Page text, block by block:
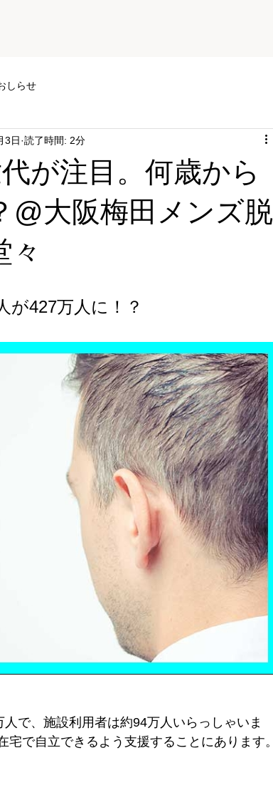
しらせ
が注目。何歳から
@大阪梅田メンズ脱
々
3日 読了時間: 2分
が427万人に！？
で、施設利用者は約94万人いらっしゃいま
で自立できるよう支援することにあります。